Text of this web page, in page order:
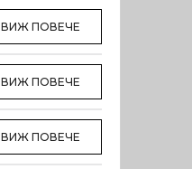
ВИЖ ПОВЕЧЕ
ВИЖ ПОВЕЧЕ
ВИЖ ПОВЕЧЕ